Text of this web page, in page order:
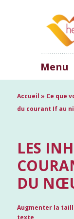
Menu
Accueil » Ce que
du courant If au
LES
DU
Augmenter la